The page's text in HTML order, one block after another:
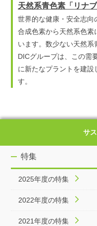
天然系青色素「リナ
世界的な健康・安全志向
合成色素から天然系色素
います。数少ない天然系
DICグループは、この需
に新たなプラントを建設
す。
サ
特集
2025年度の特集
2022年度の特集
2021年度の特集